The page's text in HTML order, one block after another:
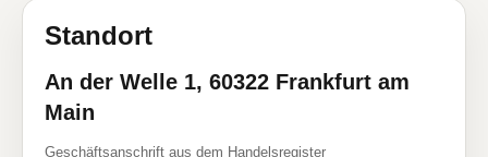
Standort
An der Welle 1, 60322 Frankfurt am
Main
Geschäftsanschrift aus dem Handelsregister